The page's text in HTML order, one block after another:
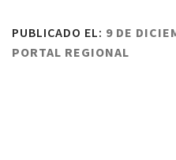
PUBLICADO EL: 9 DE
PORTAL REGIONAL